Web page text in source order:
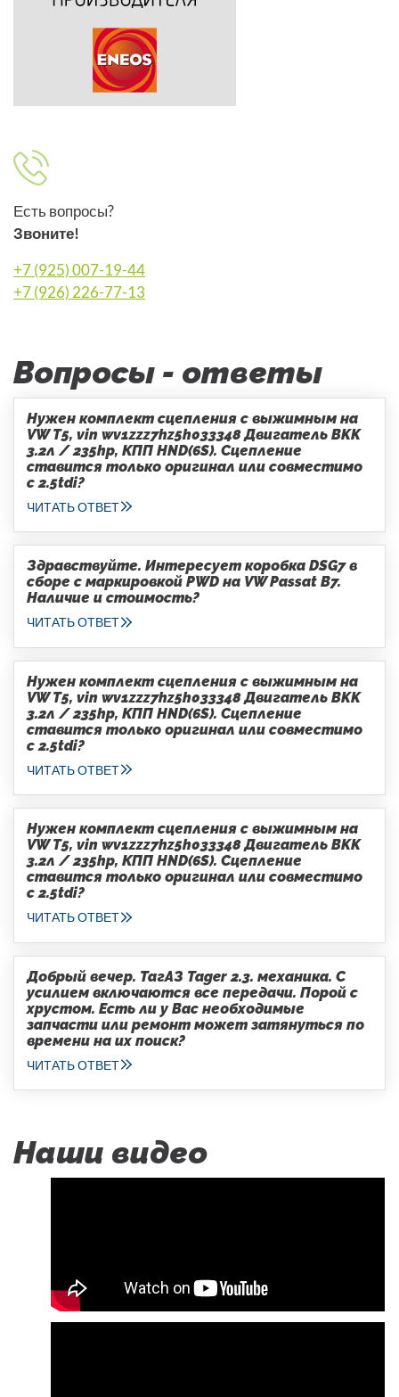
Есть вопросы?
Звоните!
+7 (925) 007-19-44
+7 (926) 226-77-13
Вопросы - ответы
Нужен комплект сцепления с выжимным на
VW T5, vin wv1zzz7hz5h033348 Двигатель BKK
3.2л / 235hp, КПП HND(6S). Сцепление
ставится только оригинал или совместимо
с 2.5tdi?
ЧИТАТЬ ОТВЕТ
Здравствуйте. Интересует коробка DSG7 в
сборе с маркировкой PWD на VW Passat B7.
Наличие и стоимость?
ЧИТАТЬ ОТВЕТ
Нужен комплект сцепления с выжимным на
VW T5, vin wv1zzz7hz5h033348 Двигатель BKK
3.2л / 235hp, КПП HND(6S). Сцепление
ставится только оригинал или совместимо
с 2.5tdi?
ЧИТАТЬ ОТВЕТ
Нужен комплект сцепления с выжимным на
VW T5, vin wv1zzz7hz5h033348 Двигатель BKK
3.2л / 235hp, КПП HND(6S). Сцепление
ставится только оригинал или совместимо
с 2.5tdi?
ЧИТАТЬ ОТВЕТ
Добрый вечер. ТагАЗ Tager 2.3. механика. С
усилием включаются все передачи. Порой с
хрустом. Есть ли у Вас необходимые
запчасти или ремонт может затянуться по
времени на их поиск?
ЧИТАТЬ ОТВЕТ
Наши видео